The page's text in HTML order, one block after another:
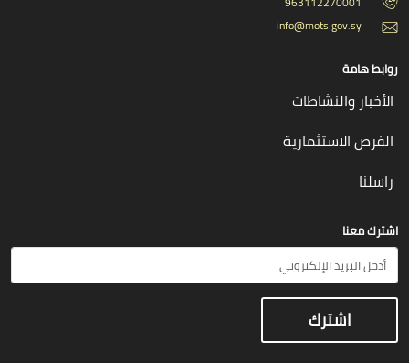
info@mots.gov.sy
روابط هامة
الأخبار والنشاطات
الفرص الاستثمارية
راسلنا
اشترك معنا